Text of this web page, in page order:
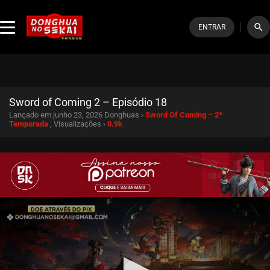
ENTRAR search
Sword of Coming 2 – Episódio 18
Lançado em junho 23, 2026 Donghuas › Sword Of Coming – 2ª
Temporada , Visualizações › 0.9k